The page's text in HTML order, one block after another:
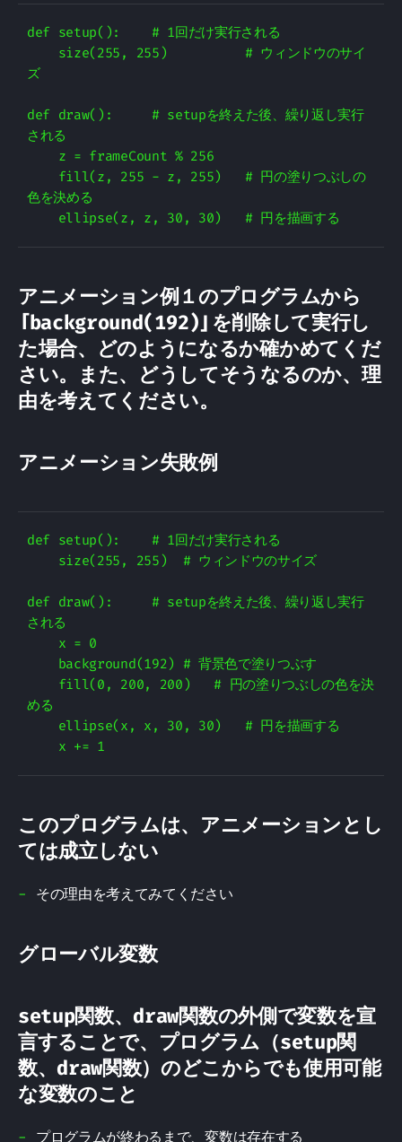
def setup():    # 1回だけ実行される
ズ
def draw():     # setupを終えた後、繰り返し実行
される
色を決める
アニメーション例１のプログラムから
「background(192)」を削除して実行し
た場合、どのようになるか確かめてくだ
さい。また、どうしてそうなるのか、理
由を考えてください。
アニメーション失敗例
def setup():    # 1回だけ実行される
def draw():     # setupを終えた後、繰り返し実行
される
める
このプログラムは、アニメーションとし
ては成立しない
その理由を考えてみてください
グローバル変数
setup関数、draw関数の外側で変数を宣
言することで、プログラム（setup関
数、draw関数）のどこからでも使用可能
な変数のこと
プログラムが終わるまで、変数は存在する